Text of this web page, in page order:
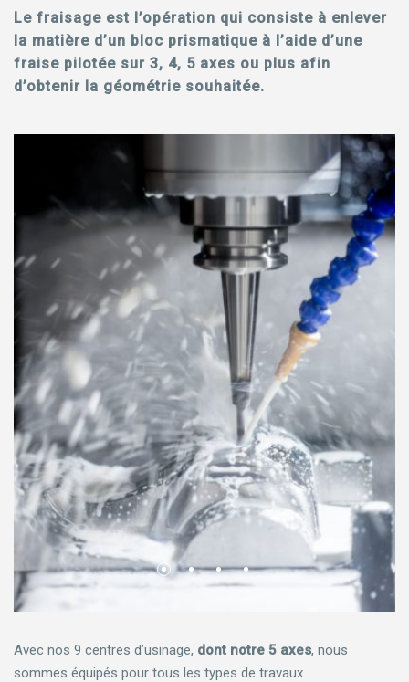
Le fraisage est l’opération qui consiste à enlever
la matière d’un bloc prismatique à l’aide d’une
fraise pilotée sur 3, 4, 5 axes ou plus afin
d’obtenir la géométrie souhaitée.
Avec nos 9 centres d’usinage, dont notre 5 axes, nous
sommes équipés pour tous les types de travaux.